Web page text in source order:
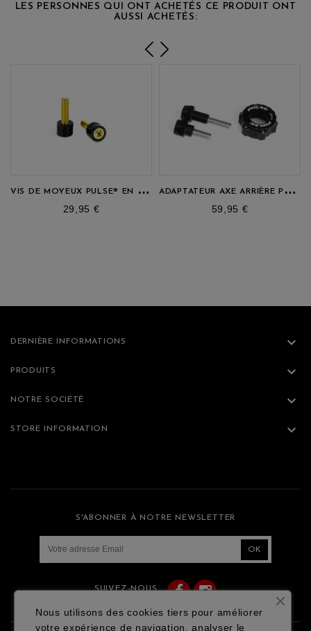
LES PERSONNES QUI ONT ACHETÉS CE PRODUIT ONT
AUSSI ACHETÉS:
V
IS DE MOYEUX PULSE® EN TITANE
prix
29,95 €
A
DAPTATEUR AXE ARRIÈRE POUR MEYBO HSX
prix
59,95 €
DERNIÈRE INFORMATIONS 
PRODUITS 
NOTRE SOCIÉTÉ 
STORE INFORMATION 
S'ABONNER À NOTRE NEWSLETTER
SUIVEZ-NOUS FacebookInstagram
Nous utilisons des cookies tiers pour améliorer
votre expérience de navigation, analyser le